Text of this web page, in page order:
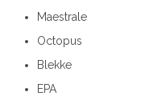
Maestrale
Octopus
Blekke
EPA